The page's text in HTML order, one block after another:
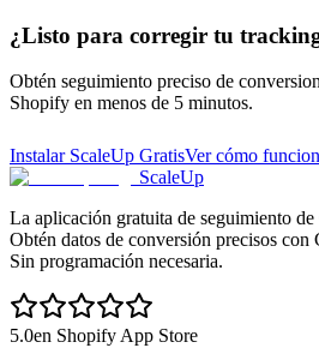
¿Listo para corregir tu
Obtén seguimiento preciso de
Shopify en menos de 5 minutos.
Instalar ScaleUp GratisVer cómo
ScaleUp
La aplicación gratuita de seguimiento
Obtén datos de conversión precisos con
Sin programación necesaria.
5.0en Shopify App Store